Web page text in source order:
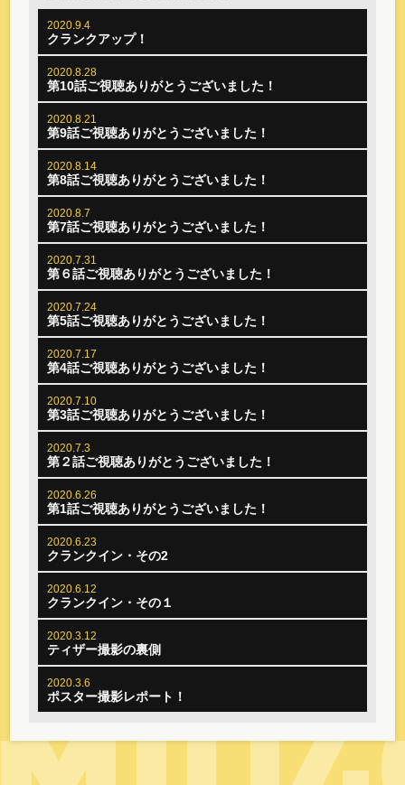
2020.9.4
クランクアップ！
2020.8.28
第10話ご視聴ありがとうございました！
2020.8.21
第9話ご視聴ありがとうございました！
2020.8.14
第8話ご視聴ありがとうございました！
2020.8.7
第7話ご視聴ありがとうございました！
2020.7.31
第６話ご視聴ありがとうございました！
2020.7.24
第5話ご視聴ありがとうございました！
2020.7.17
第4話ご視聴ありがとうございました！
2020.7.10
第3話ご視聴ありがとうございました！
2020.7.3
第２話ご視聴ありがとうございました！
2020.6.26
第1話ご視聴ありがとうございました！
2020.6.23
クランクイン・その2
2020.6.12
クランクイン・その１
2020.3.12
ティザー撮影の裏側
2020.3.6
ポスター撮影レポート！